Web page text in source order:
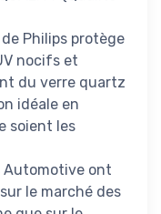
Philips protège
nocifs et
du verre quartz
idéale en
soient les
Automotive ont
le marché des